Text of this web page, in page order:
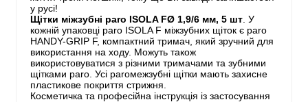
у русі!
Щітки міжзубні paro ISOLA FØ 1,9/6 мм, 5 шт . У
кожній упаковці paro ISOLA F міжзубних щіток є paro
HANDY-GRIP F, компактний тримач, який зручний для
використання на ходу. Можуть також
використовуватися з різними тримачами та зубними
щітками paro. Усі paroмежзубні щітки мають захисне
пластикове покриття стрижня.
Косметичка та професійна інструкція із застосування